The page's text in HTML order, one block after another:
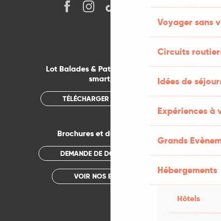
Voyager sans
Circuits
Idées de
Expériences à
Grands
Hébergements
Hôtels
Lot Balades & Patrimoines sur votre
smartphone
TÉLÉCHARGER L'APPLICATION
Brochures et documentations
DEMANDE DE DOCUMENTATION
VOIR NOS BROCHURES